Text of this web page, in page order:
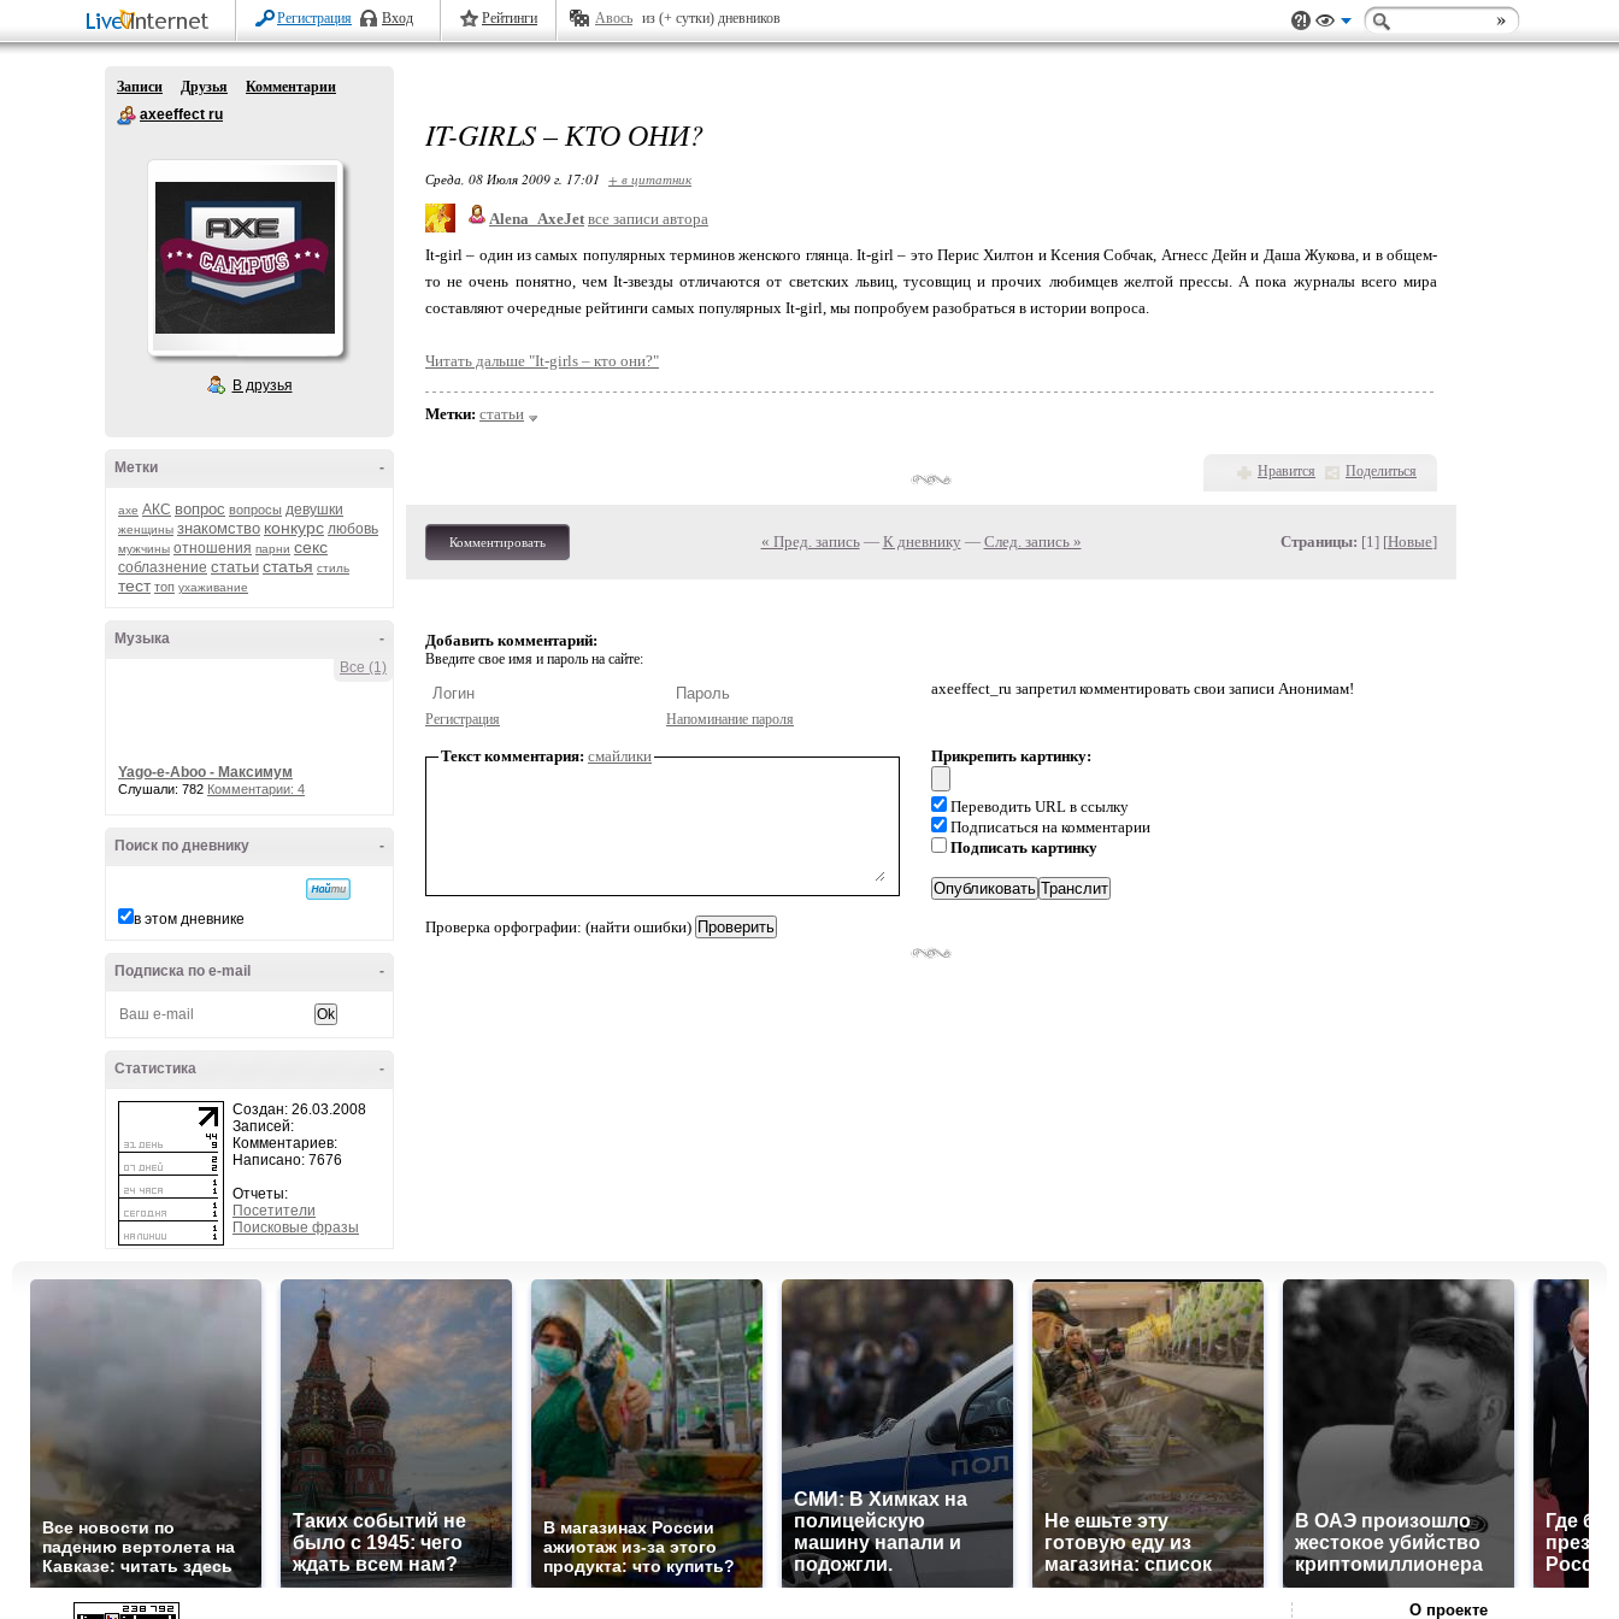
Регистрация Вход Рейтинги Авось из (+ сутки) дневников
Записи Друзья
Комментарии
axeeffect ru
В друзья
-
Метки
axe АКС вопрос вопросы девушки
женщины знакомство конкурс любовь
мужчины отношения парни секс
соблазнение статьи статья стиль
тест топ ухаживание
-
Музыка
Все (1)
Yago-e-Aboo - Максимум
Слушали: 782 Комментарии: 4
-
Поиск по дневнику
в этом дневнике
-
Подписка по e-mail
-
Статистика
Создан: 26.03.2008
Записей:
Комментариев:
Написано: 7676
Отчеты:
Посетители
Поисковые фразы
IT-GIRLS – КТО ОНИ?
Среда, 08 Июля 2009 г. 17:01 + в цитатник
Alena_AxeJet все записи автора
It-girl – один из самых популярных терминов женского глянца. It-girl – это Перис Хилтон и Ксения Собчак, Агнесс Дейн и Даша Жукова, и в общем-
то не очень понятно, чем It-звезды отличаются от светских львиц, тусовщиц и прочих любимцев желтой прессы. А пока журналы всего мира
составляют очередные рейтинги самых популярных It-girl, мы попробуем разобраться в истории вопроса.
Читать дальше "It-girls – кто они?"
Метки: статьи
Нравится Поделиться
Комментировать « Пред. запись— К дневнику — След. запись » Страницы: [1] [Новые]
Добавить комментарий:
Введите свое имя и пароль на сайте:
Регистрация Напоминание пароля
axeeffect_ru запретил комментировать свои записи Анонимам!
Текст комментария: смайлики
Проверка орфографии: (найти ошибки)
Прикрепить картинку:
Переводить URL в ссылку
Подписаться на комментарии
Подписать картинку
Все новости по
падению вертолета на
Кавказе: читать здесь
Таких событий не
было с 1945: чего
ждать всем нам?
В магазинах России
ажиотаж из-за этого
продукта: что купить?
СМИ: В Химках на
полицейскую
машину напали и
подожгли.
Не ешьте эту
готовую еду из
магазина: список
В ОАЭ произошло
жестокое убийство
криптомиллионера
Где
О проекте